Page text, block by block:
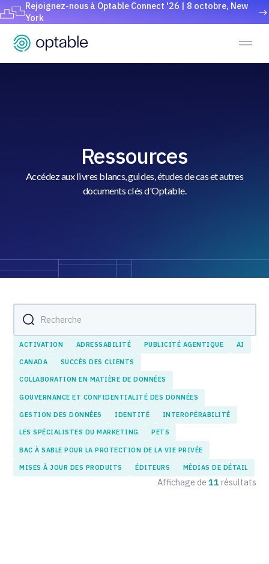
Rejoignez-nous à Optable Connect '26 | 8 octobre, New
York
Ressources
Accédez aux livres blancs, guides, études de cas et autres
documents clés d'Optable.
ACTIVATION ADRESSABILITÉ PUBLICITÉ AGENTIQUE AI
CANADA SUCCÈS DES CLIENTS
COLLABORATION EN MATIÈRE DE DONNÉES
GOUVERNANCE ET CONFIDENTIALITÉ DES DONNÉES
GESTION DES DONNÉES IDENTITÉ INTEROPÉRABILITÉ
LES SPÉCIALISTES DU MARKETING PETS
BAC À SABLE POUR LA PROTECTION DE LA VIE PRIVÉE
MISES À JOUR DES PRODUITS ÉDITEURS MÉDIAS DE DÉTAIL
Affichage de 11 résultats